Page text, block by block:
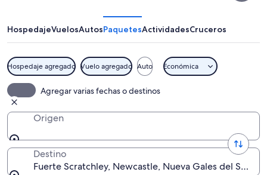
HospedajeVuelosAutosPaquetesActividadesCruceros
Hospedaje agregado Vuelo agregado Auto Económica
Agregar varias fechas o destinos
Origen
Destino
Fuerte Scratchley, Newcastle, Nueva Gales del Sur,